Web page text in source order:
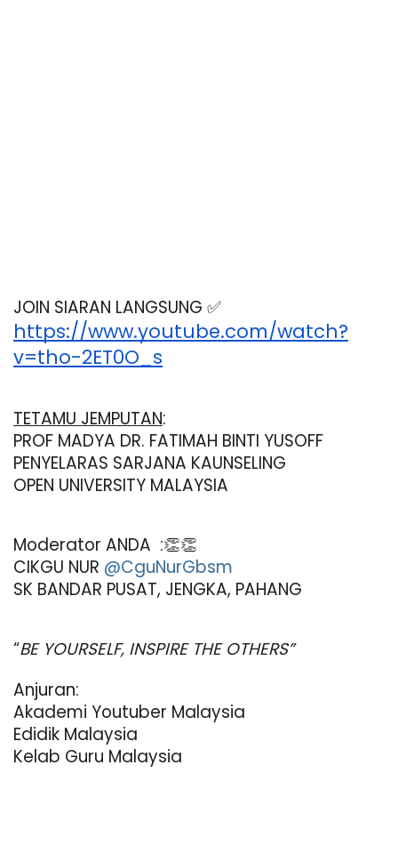
JOIN SIARAN LANGSUNG ✅
https://www.youtube.com/watch?
v=tho-2ET0O_s
TETAMU JEMPUTAN:
PROF MADYA DR. FATIMAH BINTI YUSOFF
PENYELARAS SARJANA KAUNSELING
OPEN UNIVERSITY MALAYSIA
Moderator ANDA  :👏👏
CIKGU NUR @CguNurGbsm
SK BANDAR PUSAT, JENGKA, PAHANG
“BE YOURSELF, INSPIRE THE OTHERS”
Anjuran:
Akademi Youtuber Malaysia
Edidik Malaysia
Kelab Guru Malaysia